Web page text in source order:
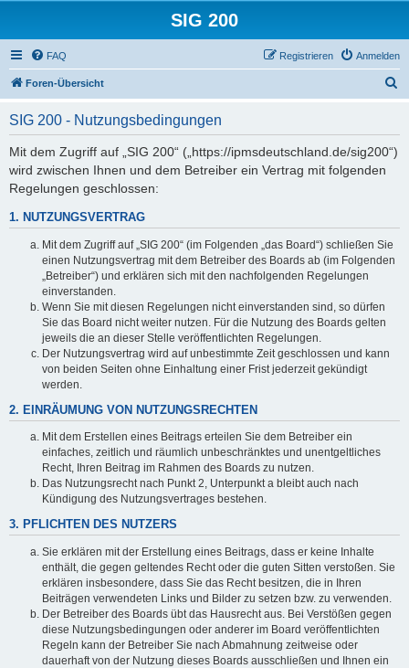
SIG 200
FAQ Anmelden
Registrieren
Foren-Übersicht
SIG 200 - Nutzungsbedingungen
Mit dem Zugriff auf „SIG 200“ („https://ipmsdeutschland.de/sig200“)
wird zwischen Ihnen und dem Betreiber ein Vertrag mit folgenden
Regelungen geschlossen:
1. NUTZUNGSVERTRAG
Mit dem Zugriff auf „SIG 200“ (im Folgenden „das Board“) schließen Sie
einen Nutzungsvertrag mit dem Betreiber des Boards ab (im Folgenden
„Betreiber“) und erklären sich mit den nachfolgenden Regelungen
einverstanden.
Wenn Sie mit diesen Regelungen nicht einverstanden sind, so dürfen
Sie das Board nicht weiter nutzen. Für die Nutzung des Boards gelten
jeweils die an dieser Stelle veröffentlichten Regelungen.
Der Nutzungsvertrag wird auf unbestimmte Zeit geschlossen und kann
von beiden Seiten ohne Einhaltung einer Frist jederzeit gekündigt
werden.
2. EINRÄUMUNG VON NUTZUNGSRECHTEN
Mit dem Erstellen eines Beitrags erteilen Sie dem Betreiber ein
einfaches, zeitlich und räumlich unbeschränktes und unentgeltliches
Recht, Ihren Beitrag im Rahmen des Boards zu nutzen.
Das Nutzungsrecht nach Punkt 2, Unterpunkt a bleibt auch nach
Kündigung des Nutzungsvertrages bestehen.
3. PFLICHTEN DES NUTZERS
Sie erklären mit der Erstellung eines Beitrags, dass er keine Inhalte
enthält, die gegen geltendes Recht oder die guten Sitten verstoßen. Sie
erklären insbesondere, dass Sie das Recht besitzen, die in Ihren
Beiträgen verwendeten Links und Bilder zu setzen bzw. zu verwenden.
Der Betreiber des Boards übt das Hausrecht aus. Bei Verstößen gegen
diese Nutzungsbedingungen oder anderer im Board veröffentlichten
Regeln kann der Betreiber Sie nach Abmahnung zeitweise oder
dauerhaft von der Nutzung dieses Boards ausschließen und Ihnen ein